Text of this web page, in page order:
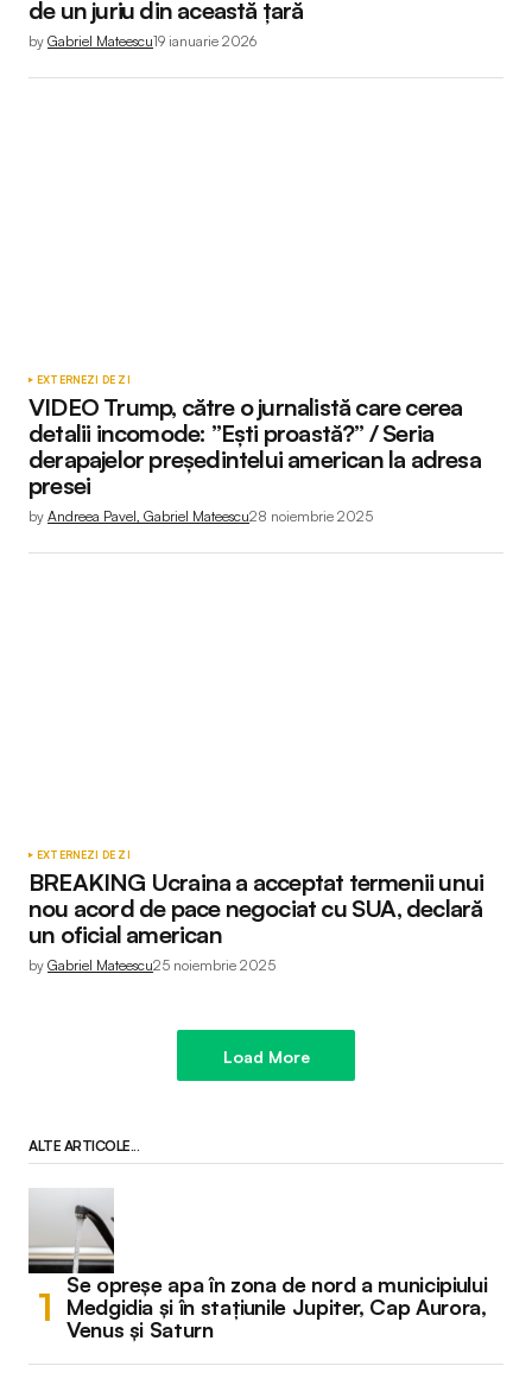
de un juriu din această țară
by Gabriel Mateescu19 ianuarie 2026
EXTERNEZI DE ZI
VIDEO Trump, către o jurnalistă care cerea
detalii incomode: ”Ești proastă?” / Seria
derapajelor președintelui american la adresa
presei
by Andreea Pavel, Gabriel Mateescu28 noiembrie 2025
EXTERNEZI DE ZI
BREAKING Ucraina a acceptat termenii unui
nou acord de pace negociat cu SUA, declară
un oficial american
by Gabriel Mateescu25 noiembrie 2025
Load More
ALTE ARTICOLE...
Se opreșe apa în zona de nord a municipiului
Medgidia și în stațiunile Jupiter, Cap Aurora,
Venus și Saturn